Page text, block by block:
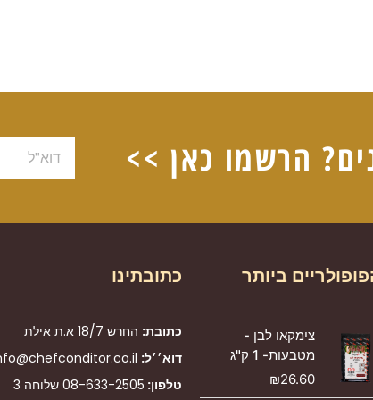
הרשמו כאן >>
ביותר
צימקאו לבן -
מטבעות- 1 ק"ג
₪26.60
כתובתינו
כתובת: החרש 18/7 א.ת אילת
דוא׳׳ל:
טלפון: 08-633-2505 שלוחה 3